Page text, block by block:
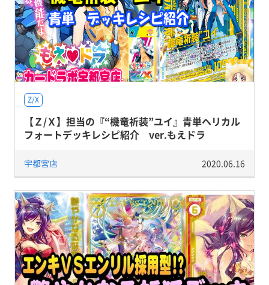
Z/X
【Ｚ/Ｘ】担当の『“機竜祈装”ユイ』青単ヘリカル
フォートデッキレシピ紹介 ver.もえドラ
宇都宮店 2020.06.16